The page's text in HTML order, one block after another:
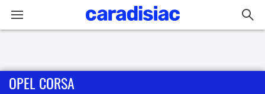
Accueil
OPEL CORSA